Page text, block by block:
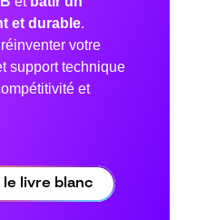
et durable.
votre
support technique
et
le livre blanc